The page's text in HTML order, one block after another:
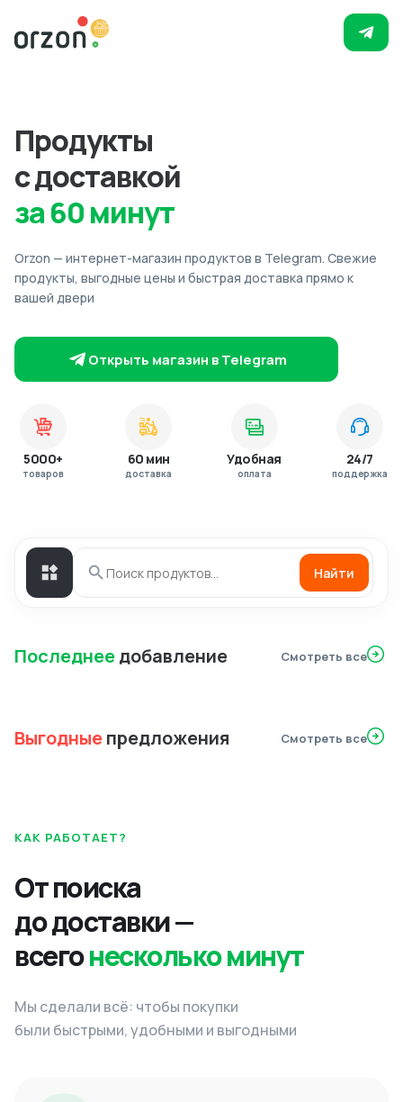
Продукты
с доставкой
за 60 минут
Orzon — интернет-магазин продуктов в Telegram. Свежие
продукты, выгодные цены и быстрая доставка прямо к
вашей двери
Открыть магазин в Telegram
5000+
товаров
60 мин
доставка
Удобная
оплата
24/7
поддержка
Найти
Последнеедобавление Смотреть все
Выгодныепредложения Смотреть все
КАК РАБОТАЕТ?
От поиска
до доставки —
всегонесколько минут
Мы сделали всё: чтобы покупки
были быстрыми, удобными и выгодными